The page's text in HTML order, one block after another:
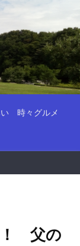
時々グルメ
！ 父の